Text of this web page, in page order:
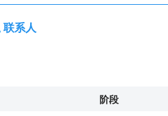
联系人
阶段